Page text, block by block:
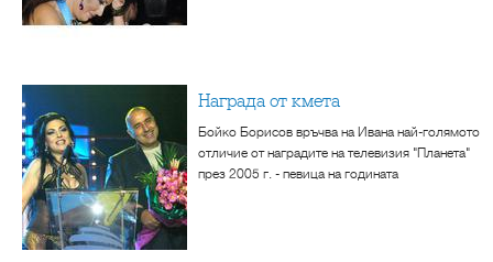
Награда от кмета
Бойко Борисов връчва на Ивана най-голямото
отличие от наградите на телевизия "Планета"
през 2005 г. - певица на годината